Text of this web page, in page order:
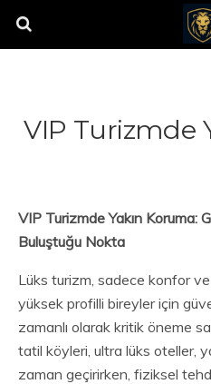
VIP Turizmde
VIP Turizmde Yakın Koruma:
Buluştuğu Nokta
Lüks turizm, sadece konfor ve
yüksek profilli bireyler için
zamanlı olarak kritik öneme
tatil köyleri, ultra lüks oteller,
zaman geçirirken, fiziksel